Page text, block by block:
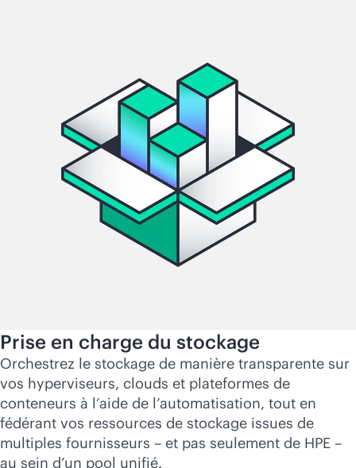
Prise en charge du stockage
Orchestrez le stockage de manière transparente sur
vos hyperviseurs, clouds et plateformes de
conteneurs à l’aide de l’automatisation, tout en
fédérant vos ressources de stockage issues de
multiples fournisseurs – et pas seulement de HPE –
au sein d’un pool unifié.